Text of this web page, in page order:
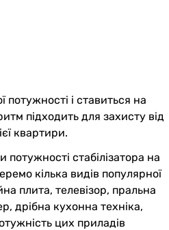
потужності і ставиться на
підходить для захисту від
квартири.
стабілізатора на
кілька видів популярної
плита, телевізор, пральна
дрібна кухонна техніка,
цих приладів